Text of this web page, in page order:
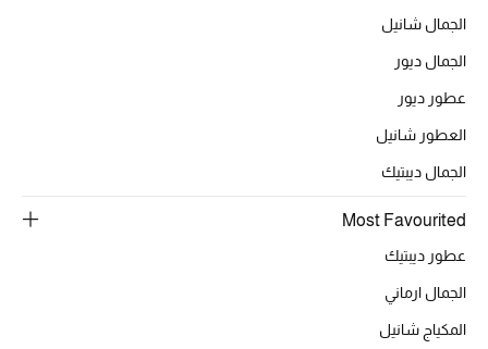
الجمال شانيل
الجمال ديور
عطور ديور
العطور شانيل
الجمال ديبتيك
Most Favourited
عطور ديبتيك
الجمال ارماني
المكياج شانيل